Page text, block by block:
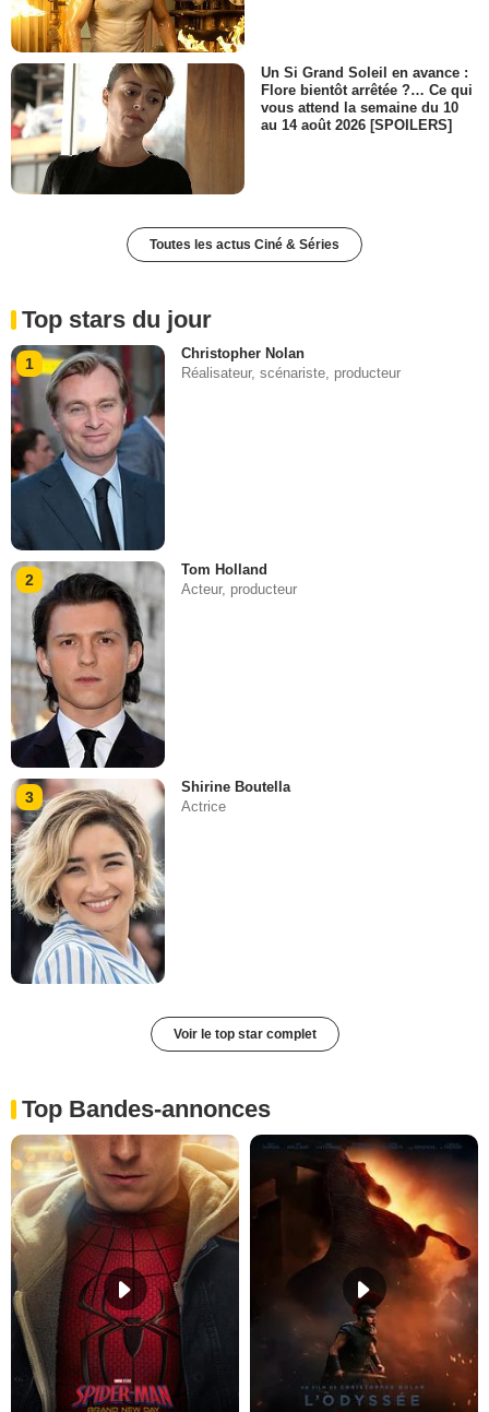
Un Si Grand Soleil en avance :
Flore bientôt arrêtée ?… Ce qui
vous attend la semaine du 10
au 14 août 2026 [SPOILERS]
Toutes les actus Ciné & Séries
Top stars du jour
1
Christopher Nolan
Réalisateur, scénariste, producteur
2
Tom Holland
Acteur, producteur
3
Shirine Boutella
Actrice
Voir le top star complet
Top Bandes-annonces